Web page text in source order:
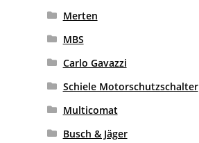
Merten
MBS
Carlo Gavazzi
Schiele Motorschutzschalter
Multicomat
Busch & Jäger